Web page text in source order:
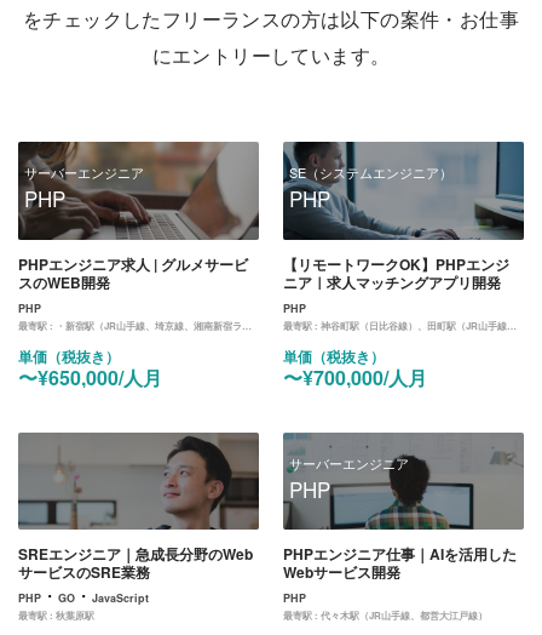
をチェックしたフリーランスの方は以下の案件・お仕事
にエントリーしています。
サーバーエンジニア
PHP
PHPエンジニア求人 | グルメサービ
スのWEB開発
PHP
最寄駅 : ・新宿駅（JR山手線、埼京線、湘南新宿ライン、中央線）、都庁前駅（大江戸線） ※4月中旬より池袋（山手線、埼京線、湘南新宿ライン、副都心線、丸ノ内線、有楽町線、西武池袋線、東武東上線）に移転
単価（税抜き）
〜¥650,000/人月
SE（システムエンジニア）
PHP
【リモートワークOK】PHPエンジ
ニア｜求人マッチングアプリ開発
PHP
最寄駅 :神谷町駅（日比谷線）、田町駅（JR山手線、京浜東北線）、三田駅（都営浅草線、三田線）
単価（税抜き）
〜¥700,000/人月
SREエンジニア｜急成長分野のWeb
サービスのSRE業務
PHP ・ GO ・ JavaScript
最寄駅 : 秋葉原駅
サーバーエンジニア
PHP
PHPエンジニア仕事｜AIを活用した
Webサービス開発
PHP
最寄駅 :代々木駅（JR山手線、都営大江戸線）